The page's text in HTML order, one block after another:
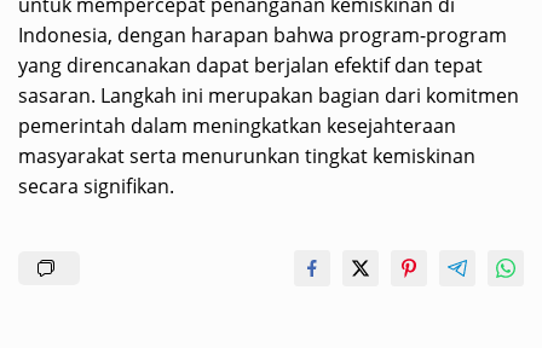
Indonesia, dengan harapan bahwa program-program
yang direncanakan dapat berjalan efektif dan tepat
sasaran. Langkah ini merupakan bagian dari komitmen
pemerintah dalam meningkatkan kesejahteraan
masyarakat serta menurunkan tingkat kemiskinan
secara signifikan.